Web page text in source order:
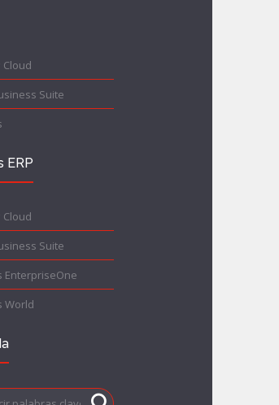
Cloud
Suite
ERP
Cloud
Suite
EnterpriseOne
World